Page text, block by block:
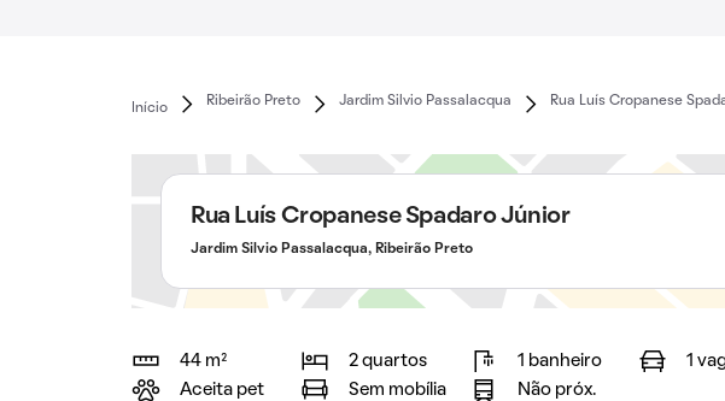
Início
Ribeirão Preto Jardim Silvio Passalacqua Rua Luís Cropanese
Rua Luís Cropanese Spadaro Júnior
Jardim Silvio Passalacqua, Ribeirão Preto
44 m² 2 quartos 1 banheiro 1
Aceita pet
Sem mobília Não próx.